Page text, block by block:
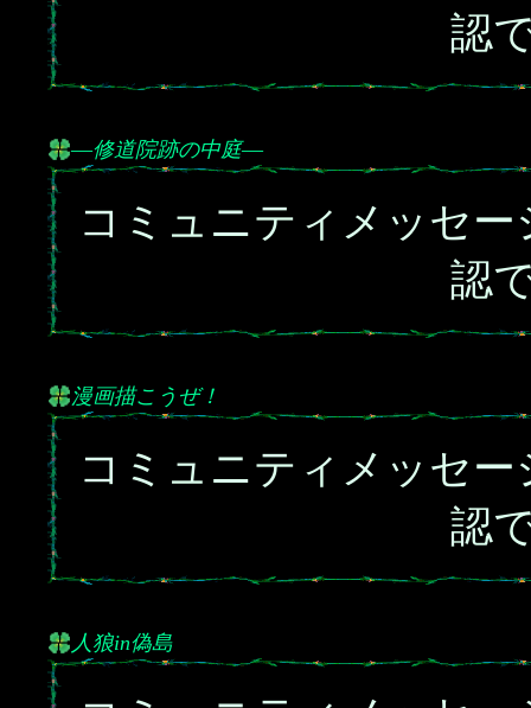
認
―修道院跡の中庭―
コミュニティメッセ
認
漫画描こうぜ！
コミュニティメッセ
認
人狼in偽島